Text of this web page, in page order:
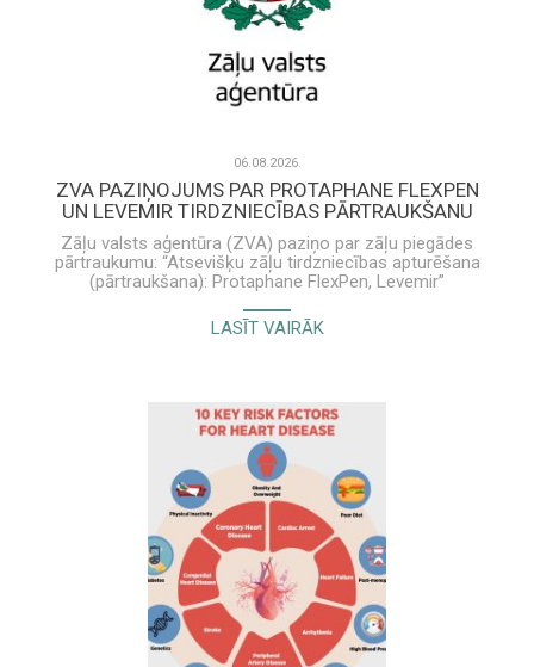
06.08.2026.
ZVA PAZIŅOJUMS PAR PROTAPHANE FLEXPEN
UN LEVEMIR TIRDZNIECĪBAS PĀRTRAUKŠANU
Zāļu valsts aģentūra (ZVA) paziņo par zāļu piegādes
pārtraukumu: “Atsevišķu zāļu tirdzniecības apturēšana
(pārtraukšana): Protaphane FlexPen, Levemir”
Novo Nordisk Latvia SIA informācija veselības aprūpes
speciālistam par Levemir un Protaphane FlexPen ir
LASĪT VAIRĀK